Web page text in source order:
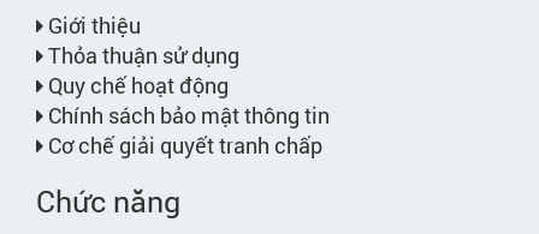
Giới thiệu
Thỏa thuận sử dụng
Quy chế hoạt động
Chính sách bảo mật thông tin
Cơ chế giải quyết tranh chấp
Chức năng